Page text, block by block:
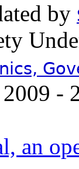
by
2009 -